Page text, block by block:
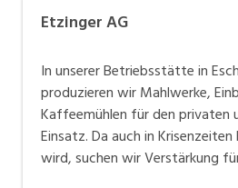
Mechanik, Elektronik,
Verkauf, Handel,
Aussendienst
Sicherheit, Rettung,
ETZINGER ist ein innvoatives,
Kleinunternehmen mit Fokus auf
Produktion von
Etzinger AG
In unserer Betriebsstätte in
produzieren wir Mahlwerke,
Kaffeemühlen für den privaten
Einsatz. Da auch in
wird, suchen wir Verstärkung